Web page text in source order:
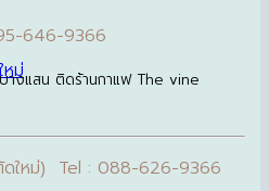
646-9366
างแสน ติดร้านกาแฟ The vine
ดใหม่) Tel : 088-626-9366